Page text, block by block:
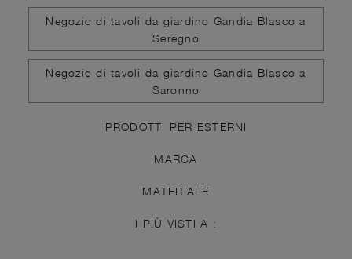
Negozio di tavoli da giardino Gandia Blasco a
Seregno
Negozio di tavoli da giardino Gandia Blasco a
Saronno
PRODOTTI PER ESTERNI
MARCA
MATERIALE
I PIÙ VISTI A :